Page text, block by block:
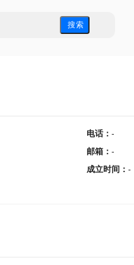
搜 索
电话： -
邮箱 ： -
成立时间 ： -